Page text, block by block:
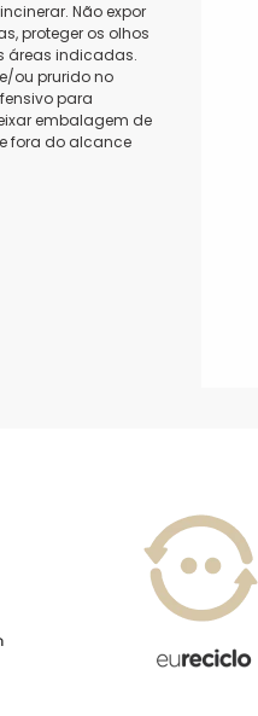
Não expor
proteger os olhos
áreas indicadas.
ou prurido no
para
embalagem de
fora do alcance